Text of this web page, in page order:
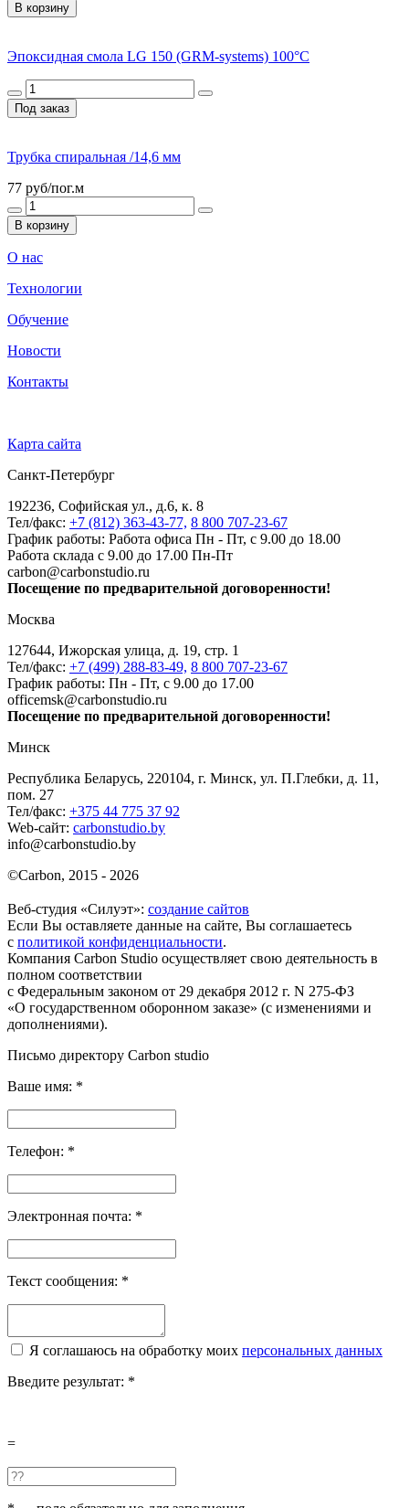
В корзину
Эпоксидная смола LG 150 (GRM-systems) 100°С
Под заказ
Трубка спиральная /14,6 мм
77 руб/пог.м
В корзину
О нас
Технологии
Обучение
Новости
Контакты
Карта сайта
Санкт-Петербург
192236, Софийская ул., д.6, к. 8
Тел/факс: +7 (812) 363-43-77, 8 800 707-23-67
График работы: Работа офиса Пн - Пт, с 9.00 до 18.00
Работа склада с 9.00 до 17.00 Пн-Пт
carbon@carbonstudio.ru
Посещение по предварительной договоренности!
Москва
127644, Ижорская улица, д. 19, стр. 1
Тел/факс: +7 (499) 288-83-49, 8 800 707-23-67
График работы: Пн - Пт, с 9.00 до 17.00
officemsk@carbonstudio.ru
Посещение по предварительной договоренности!
Минск
Республика Беларусь, 220104, г. Минск, ул. П.Глебки, д. 11,
пом. 27
Тел/факс: +375 44 775 37 92
Web-сайт: carbonstudio.by
info@carbonstudio.by
©Carbon, 2015 - 2026
Веб-студия «Силуэт»: создание сайтов
Если Вы оставляете данные на сайте, Вы соглашаетесь
с политикой конфиденциальности.
Компания Carbon Studio осуществляет свою деятельность в
полном соответствии
с Федеральным законом от 29 декабря 2012 г. N 275-ФЗ
«О государственном оборонном заказе» (с изменениями и
дополнениями).
Письмо директору Carbon studio
Ваше имя: *
Телефон: *
Электронная почта: *
Текст сообщения: *
Я соглашаюсь на обработку моих персональных данных
Введите результат: *
=